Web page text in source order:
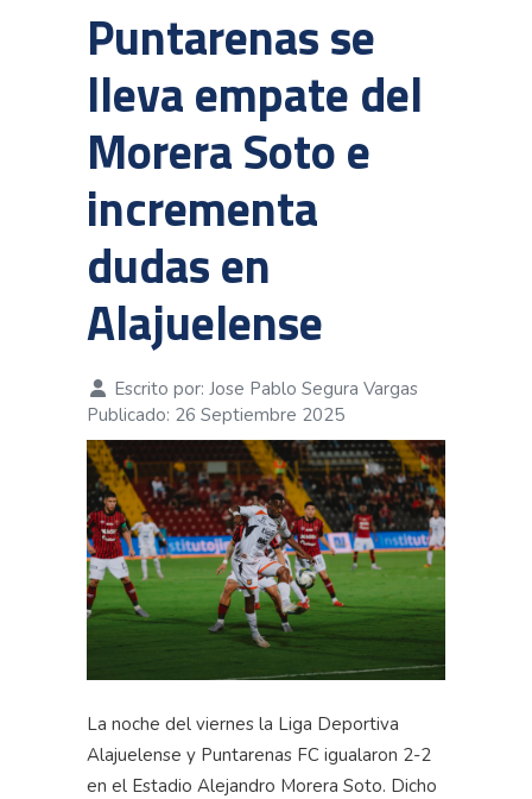
Puntarenas se
lleva empate del
Morera Soto e
incrementa
dudas en
Alajuelense
Escrito por: Jose Pablo Segura Vargas
Publicado: 26 Septiembre 2025
La noche del viernes la Liga Deportiva
Alajuelense y Puntarenas FC igualaron 2-2
en el Estadio Alejandro Morera Soto. Dicho